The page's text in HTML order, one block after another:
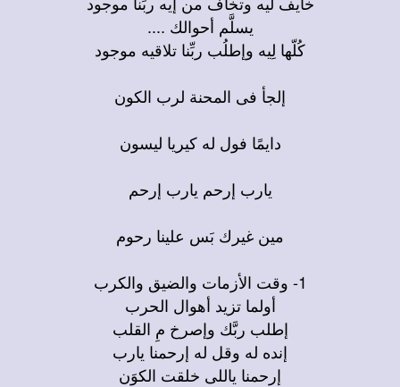
يسلَّم أحوالك ....
كُلّها لِيه وإطلُب ربِّنا تلاقيه موجود
إلجأ فى المحنة لرب الكون
دايمًا فول له كيريا ليسون
يارب إرحم يارب إرحم
مين غيرك بَس علينا رحوم
1- وقت الأزمات والضيق والكرب
أولما تزيد أهوال الحرب
إطلب ربَّك وإصرخ مِ القلب
إنده له وقل له إرحمنا يارب
إرحمنا ياللى خلقت الكوَن